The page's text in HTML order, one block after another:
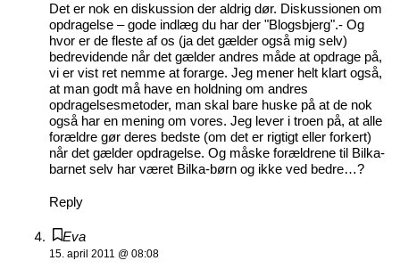
Det er nok en diskussion der aldrig dør. Diskussionen om
opdragelse – gode indlæg du har der "Blogsbjerg".- Og
hvor er de fleste af os (ja det gælder også mig selv)
bedrevidende når det gælder andres måde at opdrage på,
vi er vist ret nemme at forarge. Jeg mener helt klart også,
at man godt må have en holdning om andres
opdragelsesmetoder, man skal bare huske på at de nok
også har en mening om vores. Jeg lever i troen på, at alle
forældre gør deres bedste (om det er rigtigt eller forkert)
når det gælder opdragelse. Og måske forældrene til Bilka-
barnet selv har været Bilka-børn og ikke ved bedre…?
Reply
Eva
15. april 2011 @ 08:08